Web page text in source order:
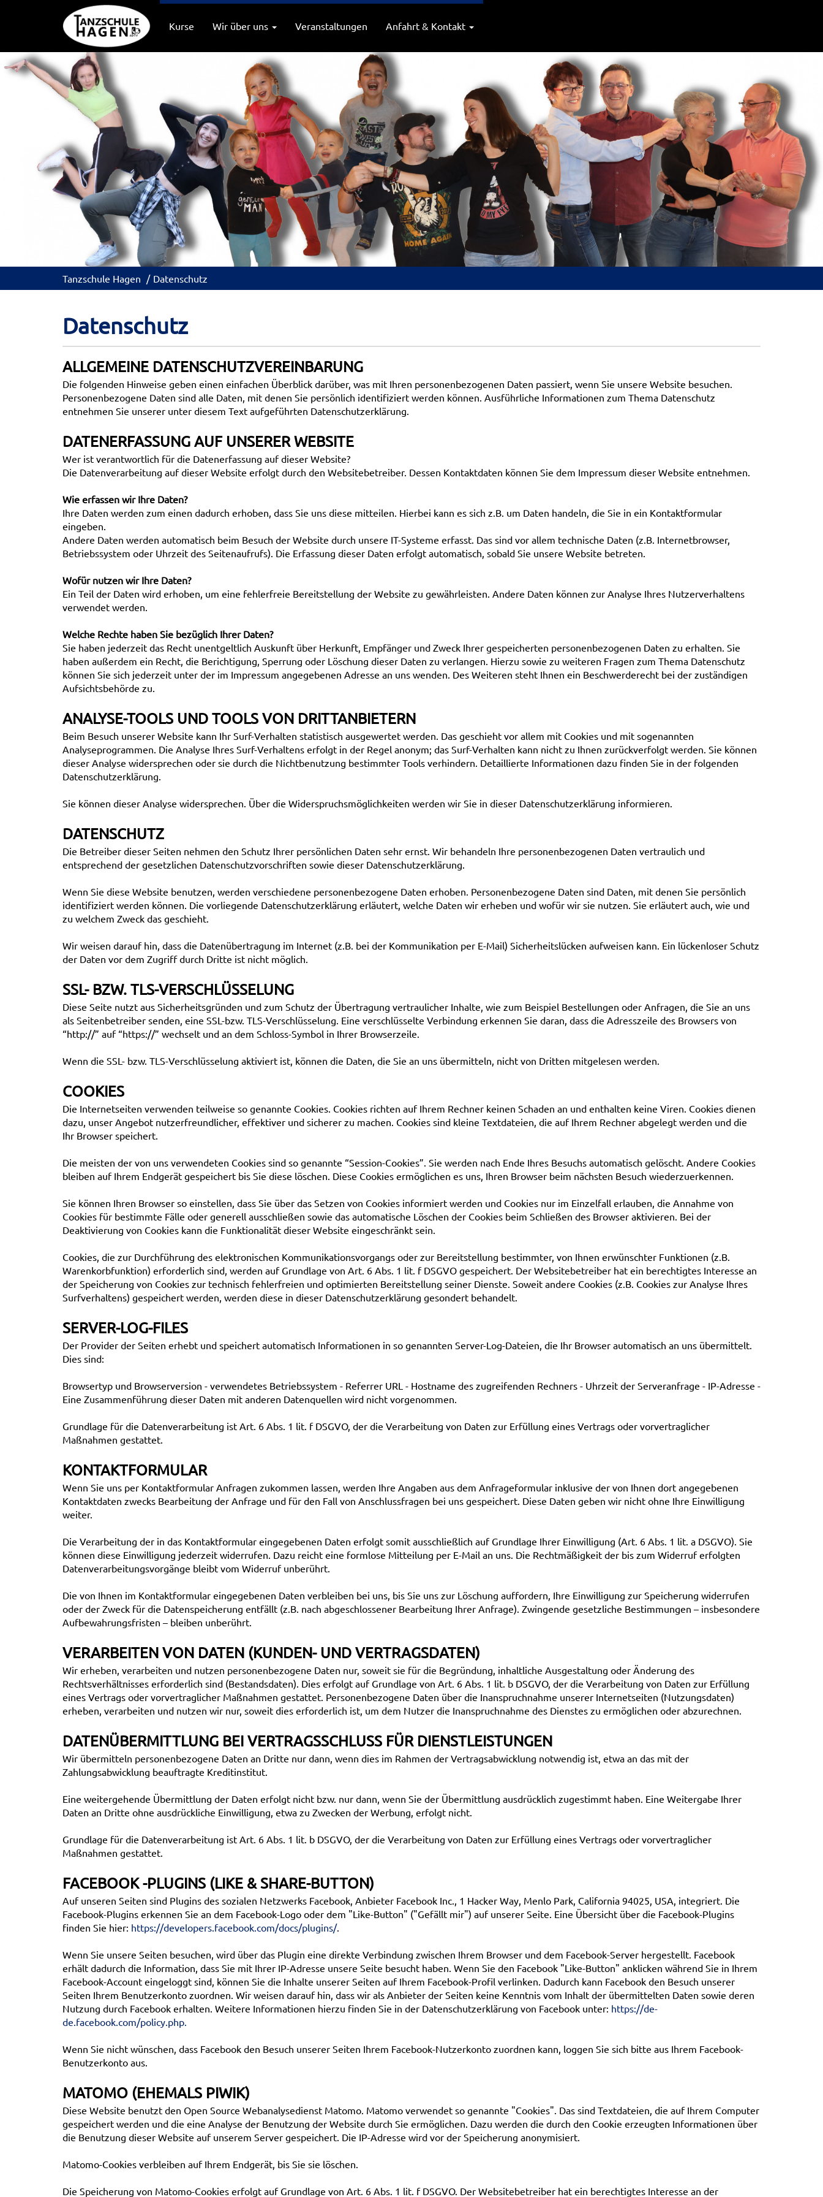
Kurse Wir über uns Veranstaltungen Anfahrt & Kontakt
Tanzschule Hagen Datenschutz
Datenschutz
ALLGEMEINE DATENSCHUTZVEREINBARUNG
Die folgenden Hinweise geben einen einfachen Überblick darüber, was mit Ihren personenbezogenen Daten passiert, wenn Sie unsere Website besuchen.
Personenbezogene Daten sind alle Daten, mit denen Sie persönlich identifiziert werden können. Ausführliche Informationen zum Thema Datenschutz
entnehmen Sie unserer unter diesem Text aufgeführten Datenschutzerklärung.
DATENERFASSUNG AUF UNSERER WEBSITE
Wer ist verantwortlich für die Datenerfassung auf dieser Website?
Die Datenverarbeitung auf dieser Website erfolgt durch den Websitebetreiber. Dessen Kontaktdaten können Sie dem Impressum dieser Website entnehmen.
Wie erfassen wir Ihre Daten?
Ihre Daten werden zum einen dadurch erhoben, dass Sie uns diese mitteilen. Hierbei kann es sich z.B. um Daten handeln, die Sie in ein Kontaktformular
eingeben.
Andere Daten werden automatisch beim Besuch der Website durch unsere IT-Systeme erfasst. Das sind vor allem technische Daten (z.B. Internetbrowser,
Betriebssystem oder Uhrzeit des Seitenaufrufs). Die Erfassung dieser Daten erfolgt automatisch, sobald Sie unsere Website betreten.
Wofür nutzen wir Ihre Daten?
Ein Teil der Daten wird erhoben, um eine fehlerfreie Bereitstellung der Website zu gewährleisten. Andere Daten können zur Analyse Ihres Nutzerverhaltens
verwendet werden.
Welche Rechte haben Sie bezüglich Ihrer Daten?
Sie haben jederzeit das Recht unentgeltlich Auskunft über Herkunft, Empfänger und Zweck Ihrer gespeicherten personenbezogenen Daten zu erhalten. Sie
haben außerdem ein Recht, die Berichtigung, Sperrung oder Löschung dieser Daten zu verlangen. Hierzu sowie zu weiteren Fragen zum Thema Datenschutz
können Sie sich jederzeit unter der im Impressum angegebenen Adresse an uns wenden. Des Weiteren steht Ihnen ein Beschwerderecht bei der zuständigen
Aufsichtsbehörde zu.
ANALYSE-TOOLS UND TOOLS VON DRITTANBIETERN
Beim Besuch unserer Website kann Ihr Surf-Verhalten statistisch ausgewertet werden. Das geschieht vor allem mit Cookies und mit sogenannten
Analyseprogrammen. Die Analyse Ihres Surf-Verhaltens erfolgt in der Regel anonym; das Surf-Verhalten kann nicht zu Ihnen zurückverfolgt werden. Sie können
dieser Analyse widersprechen oder sie durch die Nichtbenutzung bestimmter Tools verhindern. Detaillierte Informationen dazu finden Sie in der folgenden
Datenschutzerklärung.
Sie können dieser Analyse widersprechen. Über die Widerspruchsmöglichkeiten werden wir Sie in dieser Datenschutzerklärung informieren.
DATENSCHUTZ
Die Betreiber dieser Seiten nehmen den Schutz Ihrer persönlichen Daten sehr ernst. Wir behandeln Ihre personenbezogenen Daten vertraulich und
entsprechend der gesetzlichen Datenschutzvorschriften sowie dieser Datenschutzerklärung.
Wenn Sie diese Website benutzen, werden verschiedene personenbezogene Daten erhoben. Personenbezogene Daten sind Daten, mit denen Sie persönlich
identifiziert werden können. Die vorliegende Datenschutzerklärung erläutert, welche Daten wir erheben und wofür wir sie nutzen. Sie erläutert auch, wie und
zu welchem Zweck das geschieht.
Wir weisen darauf hin, dass die Datenübertragung im Internet (z.B. bei der Kommunikation per E-Mail) Sicherheitslücken aufweisen kann. Ein lückenloser Schutz
der Daten vor dem Zugriff durch Dritte ist nicht möglich.
SSL- BZW. TLS-VERSCHLÜSSELUNG
Diese Seite nutzt aus Sicherheitsgründen und zum Schutz der Übertragung vertraulicher Inhalte, wie zum Beispiel Bestellungen oder Anfragen, die Sie an uns
als Seitenbetreiber senden, eine SSL-bzw. TLS-Verschlüsselung. Eine verschlüsselte Verbindung erkennen Sie daran, dass die Adresszeile des Browsers von
“http://” auf “https://” wechselt und an dem Schloss-Symbol in Ihrer Browserzeile.
Wenn die SSL- bzw. TLS-Verschlüsselung aktiviert ist, können die Daten, die Sie an uns übermitteln, nicht von Dritten mitgelesen werden.
COOKIES
Die Internetseiten verwenden teilweise so genannte Cookies. Cookies richten auf Ihrem Rechner keinen Schaden an und enthalten keine Viren. Cookies dienen
dazu, unser Angebot nutzerfreundlicher, effektiver und sicherer zu machen. Cookies sind kleine Textdateien, die auf Ihrem Rechner abgelegt werden und die
Ihr Browser speichert.
Die meisten der von uns verwendeten Cookies sind so genannte “Session-Cookies”. Sie werden nach Ende Ihres Besuchs automatisch gelöscht. Andere Cookies
bleiben auf Ihrem Endgerät gespeichert bis Sie diese löschen. Diese Cookies ermöglichen es uns, Ihren Browser beim nächsten Besuch wiederzuerkennen.
Sie können Ihren Browser so einstellen, dass Sie über das Setzen von Cookies informiert werden und Cookies nur im Einzelfall erlauben, die Annahme von
Cookies für bestimmte Fälle oder generell ausschließen sowie das automatische Löschen der Cookies beim Schließen des Browser aktivieren. Bei der
Deaktivierung von Cookies kann die Funktionalität dieser Website eingeschränkt sein.
Cookies, die zur Durchführung des elektronischen Kommunikationsvorgangs oder zur Bereitstellung bestimmter, von Ihnen erwünschter Funktionen (z.B.
Warenkorbfunktion) erforderlich sind, werden auf Grundlage von Art. 6 Abs. 1 lit. f DSGVO gespeichert. Der Websitebetreiber hat ein berechtigtes Interesse an
der Speicherung von Cookies zur technisch fehlerfreien und optimierten Bereitstellung seiner Dienste. Soweit andere Cookies (z.B. Cookies zur Analyse Ihres
Surfverhaltens) gespeichert werden, werden diese in dieser Datenschutzerklärung gesondert behandelt.
SERVER-LOG-FILES
Der Provider der Seiten erhebt und speichert automatisch Informationen in so genannten Server-Log-Dateien, die Ihr Browser automatisch an uns übermittelt.
Dies sind:
Browsertyp und Browserversion - verwendetes Betriebssystem - Referrer URL - Hostname des zugreifenden Rechners - Uhrzeit der Serveranfrage - IP-Adresse -
Eine Zusammenführung dieser Daten mit anderen Datenquellen wird nicht vorgenommen.
Grundlage für die Datenverarbeitung ist Art. 6 Abs. 1 lit. f DSGVO, der die Verarbeitung von Daten zur Erfüllung eines Vertrags oder vorvertraglicher
Maßnahmen gestattet.
KONTAKTFORMULAR
Wenn Sie uns per Kontaktformular Anfragen zukommen lassen, werden Ihre Angaben aus dem Anfrageformular inklusive der von Ihnen dort angegebenen
Kontaktdaten zwecks Bearbeitung der Anfrage und für den Fall von Anschlussfragen bei uns gespeichert. Diese Daten geben wir nicht ohne Ihre Einwilligung
weiter.
Die Verarbeitung der in das Kontaktformular eingegebenen Daten erfolgt somit ausschließlich auf Grundlage Ihrer Einwilligung (Art. 6 Abs. 1 lit. a DSGVO). Sie
können diese Einwilligung jederzeit widerrufen. Dazu reicht eine formlose Mitteilung per E-Mail an uns. Die Rechtmäßigkeit der bis zum Widerruf erfolgten
Datenverarbeitungsvorgänge bleibt vom Widerruf unberührt.
Die von Ihnen im Kontaktformular eingegebenen Daten verbleiben bei uns, bis Sie uns zur Löschung auffordern, Ihre Einwilligung zur Speicherung widerrufen
oder der Zweck für die Datenspeicherung entfällt (z.B. nach abgeschlossener Bearbeitung Ihrer Anfrage). Zwingende gesetzliche Bestimmungen – insbesondere
Aufbewahrungsfristen – bleiben unberührt.
VERARBEITEN VON DATEN (KUNDEN- UND VERTRAGSDATEN)
Wir erheben, verarbeiten und nutzen personenbezogene Daten nur, soweit sie für die Begründung, inhaltliche Ausgestaltung oder Änderung des
Rechtsverhältnisses erforderlich sind (Bestandsdaten). Dies erfolgt auf Grundlage von Art. 6 Abs. 1 lit. b DSGVO, der die Verarbeitung von Daten zur Erfüllung
eines Vertrags oder vorvertraglicher Maßnahmen gestattet. Personenbezogene Daten über die Inanspruchnahme unserer Internetseiten (Nutzungsdaten)
erheben, verarbeiten und nutzen wir nur, soweit dies erforderlich ist, um dem Nutzer die Inanspruchnahme des Dienstes zu ermöglichen oder abzurechnen.
DATENÜBERMITTLUNG BEI VERTRAGSSCHLUSS FÜR DIENSTLEISTUNGEN
Wir übermitteln personenbezogene Daten an Dritte nur dann, wenn dies im Rahmen der Vertragsabwicklung notwendig ist, etwa an das mit der
Zahlungsabwicklung beauftragte Kreditinstitut.
Eine weitergehende Übermittlung der Daten erfolgt nicht bzw. nur dann, wenn Sie der Übermittlung ausdrücklich zugestimmt haben. Eine Weitergabe Ihrer
Daten an Dritte ohne ausdrückliche Einwilligung, etwa zu Zwecken der Werbung, erfolgt nicht.
Grundlage für die Datenverarbeitung ist Art. 6 Abs. 1 lit. b DSGVO, der die Verarbeitung von Daten zur Erfüllung eines Vertrags oder vorvertraglicher
Maßnahmen gestattet.
FACEBOOK -PLUGINS (LIKE & SHARE-BUTTON)
Auf unseren Seiten sind Plugins des sozialen Netzwerks Facebook, Anbieter Facebook Inc., 1 Hacker Way, Menlo Park, California 94025, USA, integriert. Die
Facebook-Plugins erkennen Sie an dem Facebook-Logo oder dem "Like-Button" ("Gefällt mir") auf unserer Seite. Eine Übersicht über die Facebook-Plugins
finden Sie hier: https://developers.facebook.com/docs/plugins/.
Wenn Sie unsere Seiten besuchen, wird über das Plugin eine direkte Verbindung zwischen Ihrem Browser und dem Facebook-Server hergestellt. Facebook
erhält dadurch die Information, dass Sie mit Ihrer IP-Adresse unsere Seite besucht haben. Wenn Sie den Facebook "Like-Button" anklicken während Sie in Ihrem
Facebook-Account eingeloggt sind, können Sie die Inhalte unserer Seiten auf Ihrem Facebook-Profil verlinken. Dadurch kann Facebook den Besuch unserer
Seiten Ihrem Benutzerkonto zuordnen. Wir weisen darauf hin, dass wir als Anbieter der Seiten keine Kenntnis vom Inhalt der übermittelten Daten sowie deren
Nutzung durch Facebook erhalten. Weitere Informationen hierzu finden Sie in der Datenschutzerklärung von Facebook unter: https://de-
de.facebook.com/policy.php.
Wenn Sie nicht wünschen, dass Facebook den Besuch unserer Seiten Ihrem Facebook-Nutzerkonto zuordnen kann, loggen Sie sich bitte aus Ihrem Facebook-
Benutzerkonto aus.
MATOMO (EHEMALS PIWIK)
Diese Website benutzt den Open Source Webanalysedienst Matomo. Matomo verwendet so genannte "Cookies". Das sind Textdateien, die auf Ihrem Computer
gespeichert werden und die eine Analyse der Benutzung der Website durch Sie ermöglichen. Dazu werden die durch den Cookie erzeugten Informationen über
die Benutzung dieser Website auf unserem Server gespeichert. Die IP-Adresse wird vor der Speicherung anonymisiert.
Matomo-Cookies verbleiben auf Ihrem Endgerät, bis Sie sie löschen.
Die Speicherung von Matomo-Cookies erfolgt auf Grundlage von Art. 6 Abs. 1 lit. f DSGVO. Der Websitebetreiber hat ein berechtigtes Interesse an der